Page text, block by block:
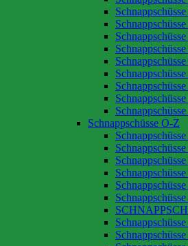
Schnappschüsse O-Z